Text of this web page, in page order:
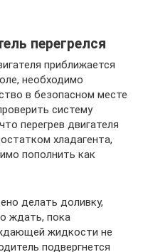
перегрелся
приближается
необходимо
в безопасном месте
систему
перегрев двигателя
хладагента,
пополнить как
делать доливку,
ждать, пока
жидкости не
подвергнется